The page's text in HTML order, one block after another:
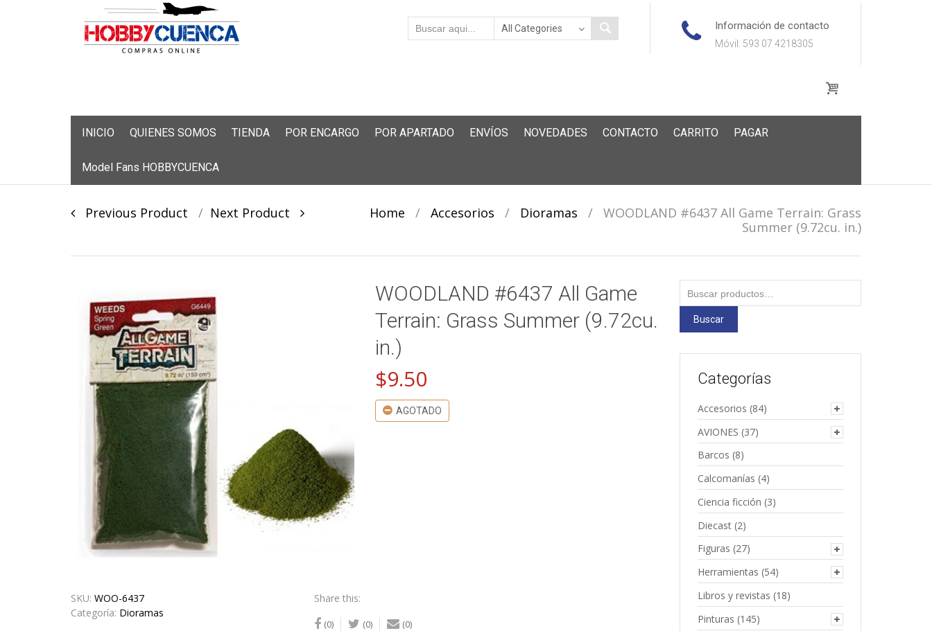
Información de contacto
Móvil: 593 07 4218305
INICIO QUIENES SOMOS TIENDA POR ENCARGO POR APARTADO ENVÍOS NOVEDADES CONTACTO CARRITO PAGAR
Model Fans HOBBYCUENCA
Post
Previous Product Next Product Home / Accesorios / Dioramas /
WOODLAND #6437 All Game Terrain: Grass
Summer (9.72cu. in.)
WOODLAND #6437 All Game
Terrain: Grass Summer (9.72cu.
in.)
$9.50
AGOTADO
SKU: WOO-6437
Categoría: Dioramas
Share this:
(0) (0) (0)
por:
Buscar
Categorías
Accesorios (84)
AVIONES (37)
Barcos (8)
Calcomanías (4)
Ciencia ficción (3)
Diecast (2)
Figuras (27)
Herramientas (54)
Libros y revistas (18)
Pinturas (145)